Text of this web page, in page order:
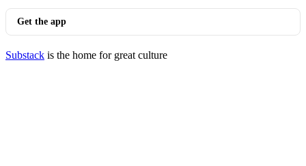
Get the app
Substack is the home for great culture